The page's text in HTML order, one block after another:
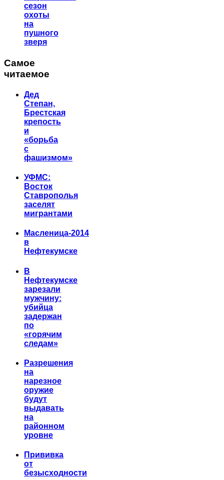
сезон
охоты
на
пушного
зверя
Самое
читаемое
Дед
Степан,
Брестская
крепость
и
«борьба
с
фашизмом»
УФМС:
Восток
Ставрополья
заселят
мигрантами
Масленица-2014
в
Нефтекумске
В
Нефтекумске
зарезали
мужчину:
убийца
задержан
по
«горячим
следам»
Разрешения
на
нарезное
оружие
будут
выдавать
на
районном
уровне
Прививка
от
безысходности